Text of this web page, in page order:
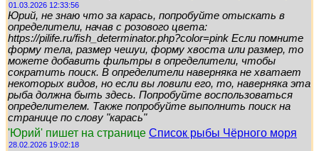
01.03.2026 12:33:56
Юрий, не знаю что за карась, попробуйте отыскать в
определители, начав с розового цвета:
https://pilife.ru/fish_determinator.php?color=pink Если помните
форму тела, размер чешуи, форму хвоста или размер, то
можете добавить фильтры в определители, чтобы
сократить поиск. В определители наверняка не хватает
некоторых видов, но если вы ловили его, то, наверняка эта
рыба должна быть здесь. Попробуйте воспользоваться
определителем. Также попробуйте выполнить поиск на
странице по слову "карась"
'Юрий' пишет на странице Список рыбы Чёрного моря
28.02.2026 19:02:18